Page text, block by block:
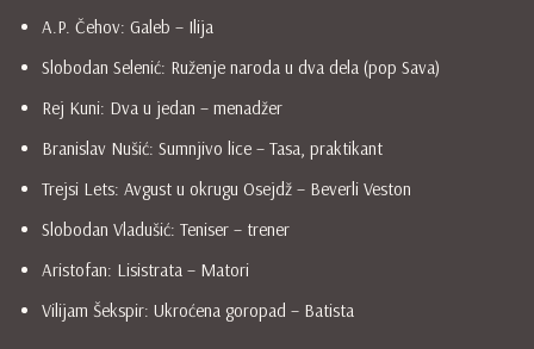
A.P. Čehov: Galeb – Ilija
Slobodan Selenić: Ruženje naroda u dva dela (pop Sava)
Rej Kuni: Dva u jedan – menadžer
Branislav Nušić: Sumnjivo lice – Tasa, praktikant
Trejsi Lets: Avgust u okrugu Osejdž – Beverli Veston
Slobodan Vladušić: Teniser – trener
Aristofan: Lisistrata – Matori
Vilijam Šekspir: Ukroćena goropad – Batista